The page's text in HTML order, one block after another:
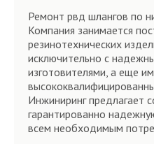
Ремонт рвд шлангов по
Компания занимается
резинотехнических
исключительно с
изготовителями, а еще
Инжиниринг предлагает
гарантированно
всем необходимым